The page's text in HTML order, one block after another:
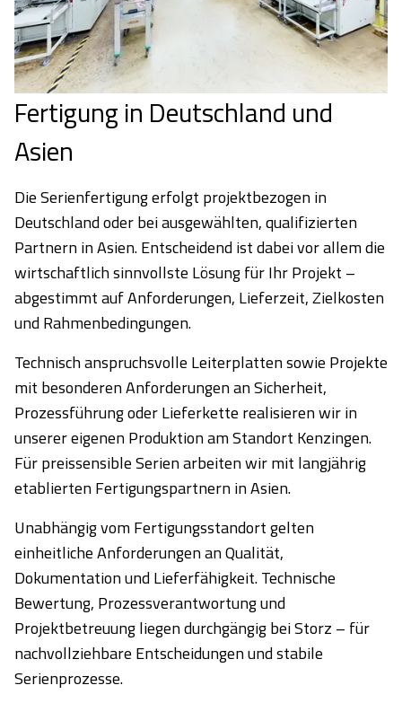
Fertigung in Deutschland und
Asien
Die Serienfertigung erfolgt projektbezogen in
Deutschland oder bei ausgewählten, qualifizierten
Partnern in Asien. Entscheidend ist dabei vor allem die
wirtschaftlich sinnvollste Lösung für Ihr Projekt –
abgestimmt auf Anforderungen, Lieferzeit, Zielkosten
und Rahmenbedingungen.
Technisch anspruchsvolle Leiterplatten sowie Projekte
mit besonderen Anforderungen an Sicherheit,
Prozessführung oder Lieferkette realisieren wir in
unserer eigenen Produktion am Standort Kenzingen.
Für preissensible Serien arbeiten wir mit langjährig
etablierten Fertigungspartnern in Asien.
Unabhängig vom Fertigungsstandort gelten
einheitliche Anforderungen an Qualität,
Dokumentation und Lieferfähigkeit. Technische
Bewertung, Prozessverantwortung und
Projektbetreuung liegen durchgängig bei Storz – für
nachvollziehbare Entscheidungen und stabile
Serienprozesse.